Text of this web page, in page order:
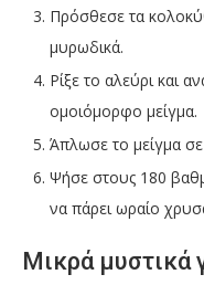
Πρόσθεσε τα
μυρωδικά.
Ρίξε το αλεύρι και
ομοιόμορφο μείγμα.
Άπλωσε το μείγμα
Ψήσε στους 180
να πάρει ωραίο
Μικρά μυστικά